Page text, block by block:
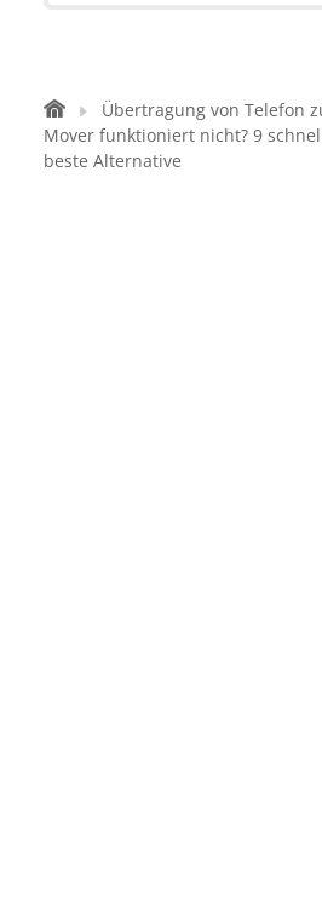
Übertragung von Telefon
Mover funktioniert nicht? 9
beste Alternative